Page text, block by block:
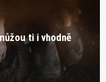
ti i vhodně